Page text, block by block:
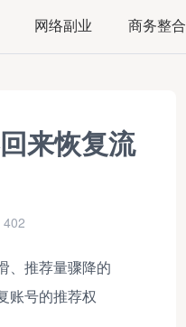
网络副业 商务整合
来恢复流
402
、推荐量骤降的
账号的推荐权